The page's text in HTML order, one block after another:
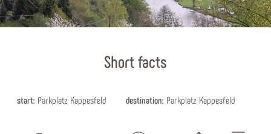
Short facts
start: Parkplatz Kappesfeld destination: Parkplatz Kappesfeld